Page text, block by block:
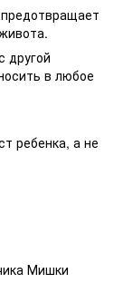
предотвращает
другой
в любое
ребенка, а не
Мишки